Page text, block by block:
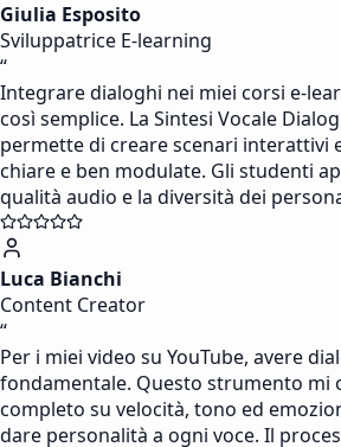
Giulia Esposito
Sviluppatrice E-learning
“
Integrare dialoghi nei miei corsi e-
così semplice. La Sintesi Vocale
permette di creare scenari interattivi
chiare e ben modulate. Gli studenti
qualità audio e la diversità dei
Luca Bianchi
Content Creator
“
Per i miei video su YouTube, avere
fondamentale. Questo strumento mi
completo su velocità, tono ed
dare personalità a ogni voce. Il